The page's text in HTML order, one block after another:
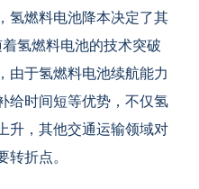
氢燃料电池降本决定了其
氢燃料电池的技术突破
由于氢燃料电池续航能力
给时间短等优势，不仅氢
升，其他交通运输领域对
转折点。